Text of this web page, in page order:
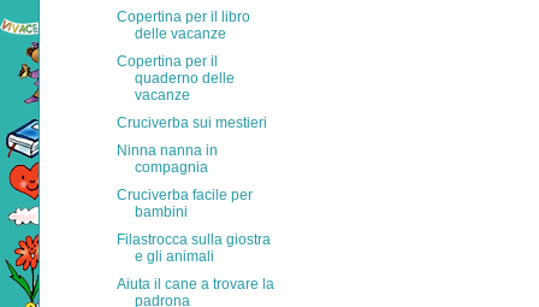
Copertina per il libro
delle vacanze
Copertina per il
quaderno delle
vacanze
Cruciverba sui mestieri
Ninna nanna in
compagnia
Cruciverba facile per
bambini
Filastrocca sulla giostra
e gli animali
Aiuta il cane a trovare la
padrona